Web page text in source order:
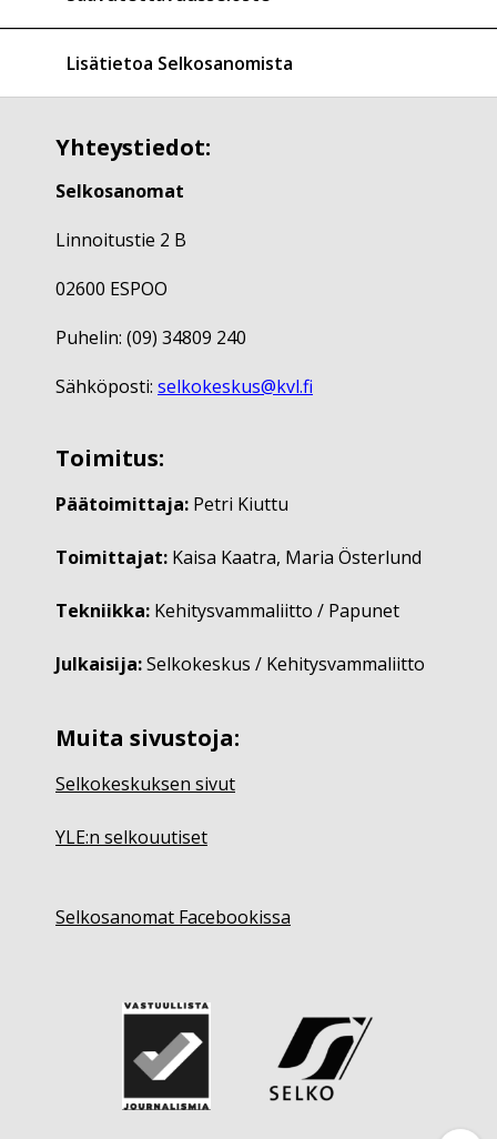
Lisätietoa Selkosanomista
Yhteystiedot:
Selkosanomat
Linnoitustie 2 B
02600 ESPOO
Puhelin: (09) 34809 240
Sähköposti: selkokeskus@kvl.fi
Toimitus:
Päätoimittaja: Petri Kiuttu
Toimittajat: Kaisa Kaatra, Maria Österlund
Tekniikka: Kehitysvammaliitto / Papunet
Julkaisija:Selkokeskus / Kehitysvammaliitto
Muita sivustoja:
Selkokeskuksen sivut
YLE:n selkouutiset
Selkosanomat Facebookissa